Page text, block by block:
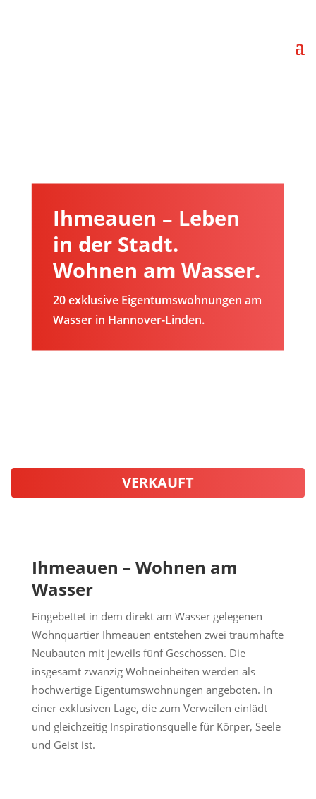
Ihmeauen – Leben
in der Stadt.
Wohnen am Wasser.
20 exklusive Eigentumswohnungen am
Wasser in Hannover-Linden.
VERKAUFT
Ihmeauen – Wohnen am
Wasser
Eingebettet in dem direkt am Wasser gelegenen
Wohnquartier Ihmeauen entstehen zwei traumhafte
Neubauten mit jeweils fünf Geschossen. Die
insgesamt zwanzig Wohneinheiten werden als
hochwertige Eigentumswohnungen angeboten. In
einer exklusiven Lage, die zum Verweilen einlädt
und gleichzeitig Inspirationsquelle für Körper, Seele
und Geist ist.